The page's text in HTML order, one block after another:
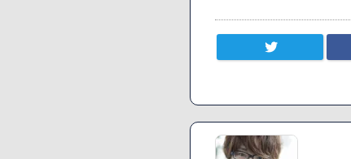
ろなあww)」→結果
【悲報】ジェネ
まう
SM風俗嬢ワイ、